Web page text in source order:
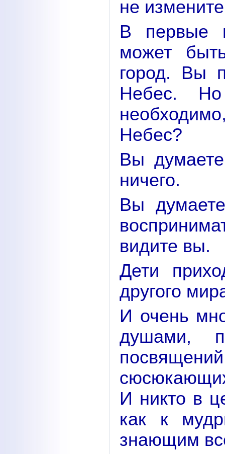
не
В первые
может
город. Вы
Небес.
Небес?
Вы
ничего.
Вы
видите вы.
Дети
другого
И очень
душами,
И никто в
как к
знающим